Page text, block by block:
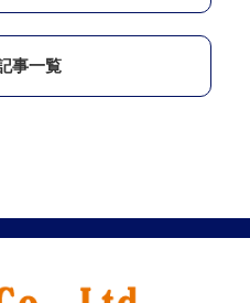
事一覧